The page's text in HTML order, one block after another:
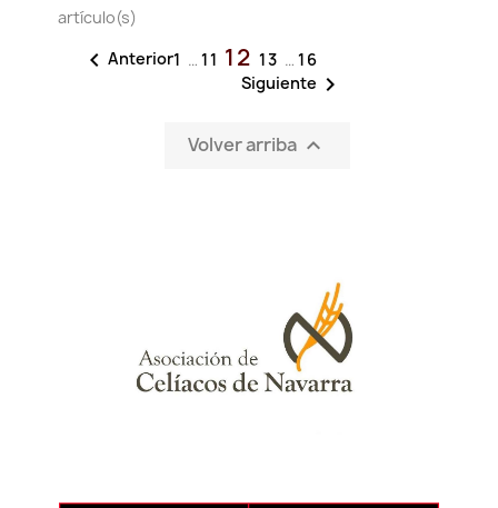
artículo(s)
Anterior1 … 11 1213 … 16
Siguiente 
Volver arriba 